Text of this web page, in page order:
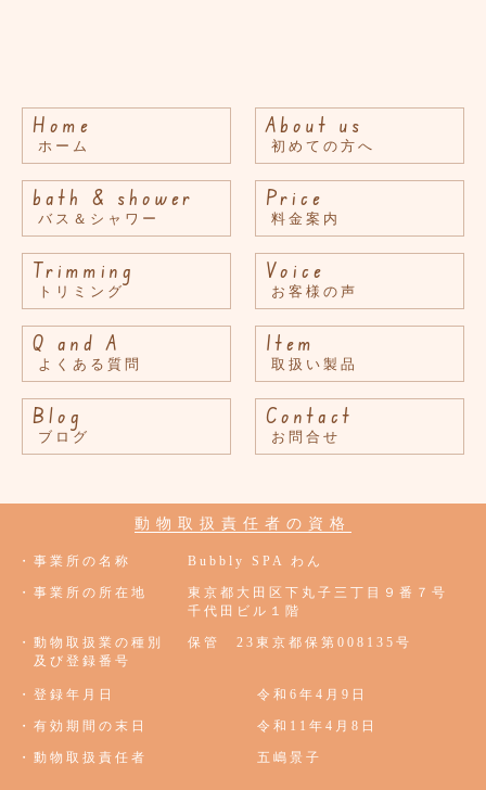
Home
ホーム
About us
初めての方へ
bath & shower
バス＆シャワー
Price
料金案内
Trimming
トリミング
Voice
お客様の声
Q and A
よくある質問
Item
取扱い製品
Blog
ブログ
Contact
お問合せ
動物取扱責任者の資格
・事業所の名称 Bubbly SPA わん
・事業所の所在地
東京都大田区下丸子三丁目９番７号
千代田ビル１階
・動物取扱業の種別
及び登録番号
保管 23東京都保第008135号
・登録年月日 令和6年4月9日
・有効期間の末日 令和11年4月8日
・動物取扱責任者 五嶋景子